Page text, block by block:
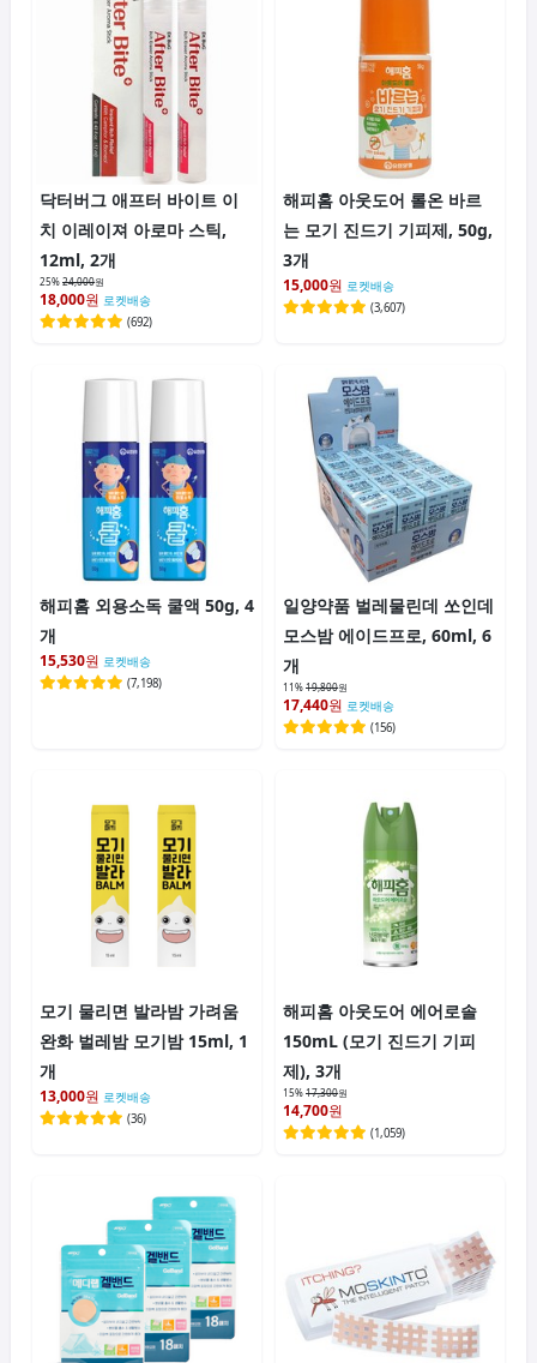
닥터버그 애프터 바이트 이
치 이레이져 아로마 스틱,
12ml, 2개
25%24,000원
18,000원 로켓배송
(692)
해피홈 아웃도어 롤온 바르
는 모기 진드기 기피제, 50g,
3개
15,000원 로켓배송
(3,607)
해피홈 외용소독 쿨액 50g, 4
개
15,530원 로켓배송
(7,198)
일양약품 벌레물린데 쏘인데
모스밤 에이드프로, 60ml, 6
개
11%19,800원
17,440원 로켓배송
(156)
모기 물리면 발라밤 가려움
완화 벌레밤 모기밤 15ml, 1
개
13,000원 로켓배송
(36)
해피홈 아웃도어 에어로솔
150mL (모기 진드기 기피
제), 3개
15%17,300원
14,700원
(1,059)